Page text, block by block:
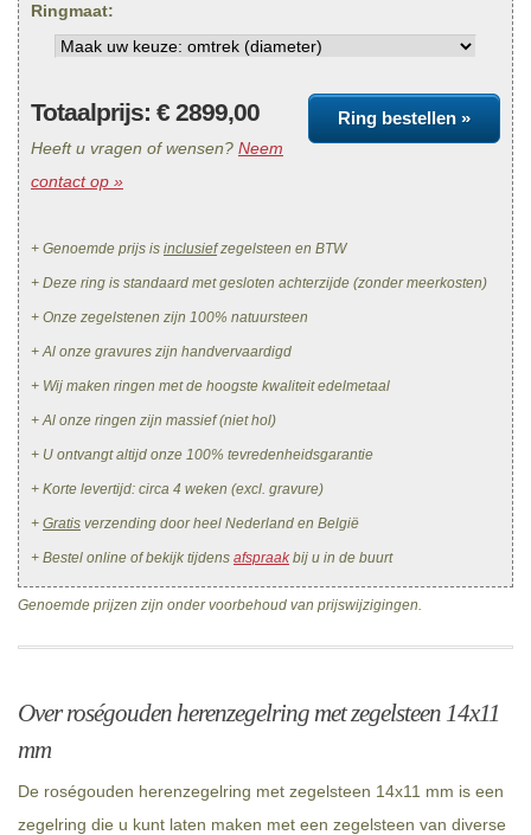
Ringmaat:
Ring bestellen »
Totaalprijs: €2899,00
Heeft u vragen of wensen? Neem
contact op »
+ Genoemde prijs is inclusiefzegelsteen en BTW
+ Deze ring is standaard met gesloten achterzijde (zonder meerkosten)
+ Onze zegelstenen zijn 100% natuursteen
+ Al onze gravures zijn handvervaardigd
+ Wij maken ringen met de hoogste kwaliteit edelmetaal
+ Al onze ringen zijn massief (niet hol)
+ U ontvangt altijd onze 100% tevredenheidsgarantie
+ Korte levertijd: circa 4 weken (excl. gravure)
+ Gratis verzending door heel Nederland en België
+ Bestel online of bekijk tijdens afspraakbij u in de buurt
Genoemde prijzen zijn onder voorbehoud van prijswijzigingen.
Over roségouden herenzegelring met zegelsteen 14x11
mm
De roségouden herenzegelring met zegelsteen 14x11 mm is een
zegelring die u kunt laten maken met een zegelsteen van diverse